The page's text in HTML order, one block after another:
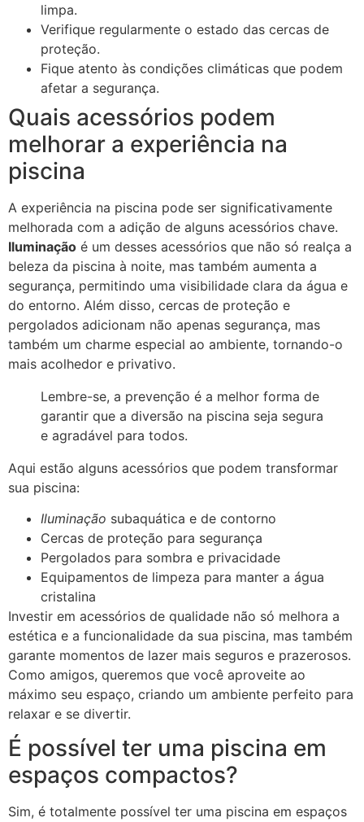
limpa.
Verifique regularmente o estado das cercas de
proteção.
Fique atento às condições climáticas que podem
afetar a segurança.
Quais acessórios podem
melhorar a experiência na
piscina
A experiência na piscina pode ser significativamente
melhorada com a adição de alguns acessórios chave.
Iluminação é um desses acessórios que não só realça a
beleza da piscina à noite, mas também aumenta a
segurança, permitindo uma visibilidade clara da água e
do entorno. Além disso, cercas de proteção e
pergolados adicionam não apenas segurança, mas
também um charme especial ao ambiente, tornando-o
mais acolhedor e privativo.
Lembre-se, a prevenção é a melhor forma de
garantir que a diversão na piscina seja segura
e agradável para todos.
Aqui estão alguns acessórios que podem transformar
sua piscina:
Iluminação subaquática e de contorno
Cercas de proteção para segurança
Pergolados para sombra e privacidade
Equipamentos de limpeza para manter a água
cristalina
Investir em acessórios de qualidade não só melhora a
estética e a funcionalidade da sua piscina, mas também
garante momentos de lazer mais seguros e prazerosos.
Como amigos, queremos que você aproveite ao
máximo seu espaço, criando um ambiente perfeito para
relaxar e se divertir.
É possível ter uma piscina em
espaços compactos?
Sim, é totalmente possível ter uma piscina em espaços